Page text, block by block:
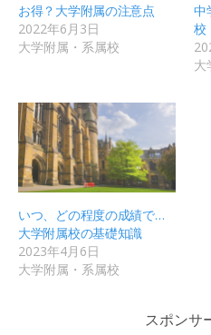
お得？大学附属の注意点
2022年6月3日
大学附属・系属校
中
校
大
いつ、どの程度の成績で…
大学附属校の基礎知識
2023年4月6日
大学附属・系属校
スポンサ